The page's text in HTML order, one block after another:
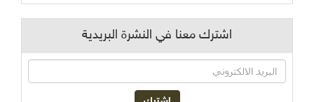
اشترك معنا في النشرة البريدية